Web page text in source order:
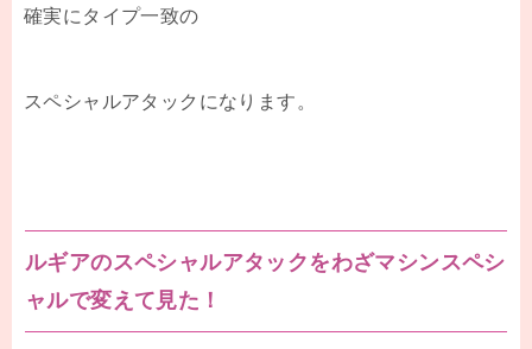
確実にタイプ一致の
スペシャルアタックになります。
ルギアのスペシャルアタックをわざマシンスペシ
ャルで変えて見た！